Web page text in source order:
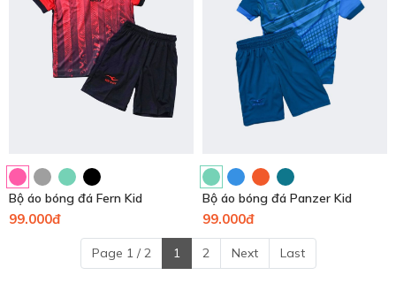
Bộ áo bóng đá Fern Kid
99.000đ
Bộ áo bóng đá Panzer Kid
99.000đ
Page 1 / 2 1 2 Next Last